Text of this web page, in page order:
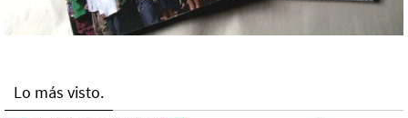
Lo más visto.